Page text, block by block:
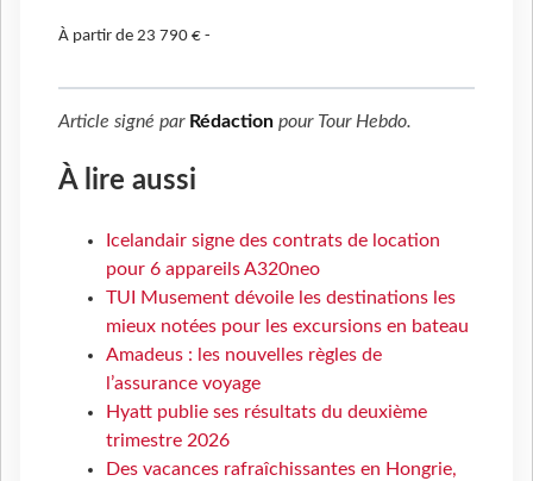
À partir de 23 790 € -
Article signé par Rédaction pour Tour Hebdo.
À lire aussi
Icelandair signe des contrats de location
pour 6 appareils A320neo
TUI Musement dévoile les destinations les
mieux notées pour les excursions en bateau
Amadeus : les nouvelles règles de
l’assurance voyage
Hyatt publie ses résultats du deuxième
trimestre 2026
Des vacances rafraîchissantes en Hongrie,